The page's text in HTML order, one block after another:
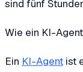
sind fünf
Wie ein KI-
Ein KI-Agent ist